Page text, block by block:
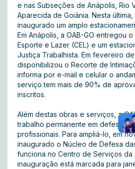
e nas Subseções de Anápolis, Rio
Aparecida de Goiânia. Nesta
inaugurado um amplo
Em Anápolis, a OAB-GO entregou o
Esporte e Lazer (CEL) e um
Justiça Trabalhista. Em fevereiro
disponibilizou o Recorte de
informa por e-mail e celular o
serviço tem mais de 90% de
inscritos.
Além destas obras e serviços, a
trabalho permanente em defesa
profissionais. Para ampliá-lo, em
inaugurado o Núcleo de Defesa
funciona no Centro de Serviços da
inauguração está marcada para